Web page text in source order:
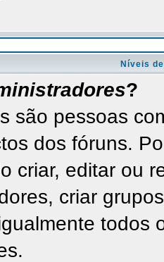
Níveis
?
são pessoas
dos fóruns.
criar, editar ou
criar
todos